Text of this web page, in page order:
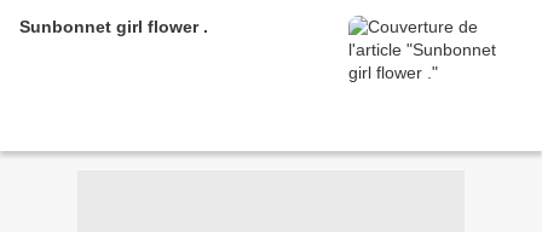
Sunbonnet girl flower .